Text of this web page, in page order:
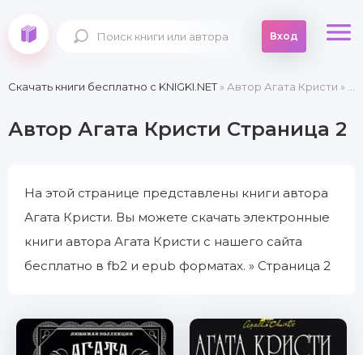
Вход
Скачать книги бесплатно c KNIGKI.NET» Автор Агата Кристи » Страница 2
Автор Агата Кристи Страница 2
На этой странице представлены книги автора
Агата Кристи. Вы можете скачать электронные
книги автора Агата Кристи с нашего сайта
бесплатно в fb2 и epub форматах. » Страница 2